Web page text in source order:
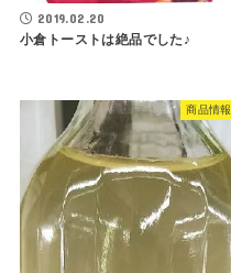
2019.02.20
小倉トーストは絶品でした♪
商品情報